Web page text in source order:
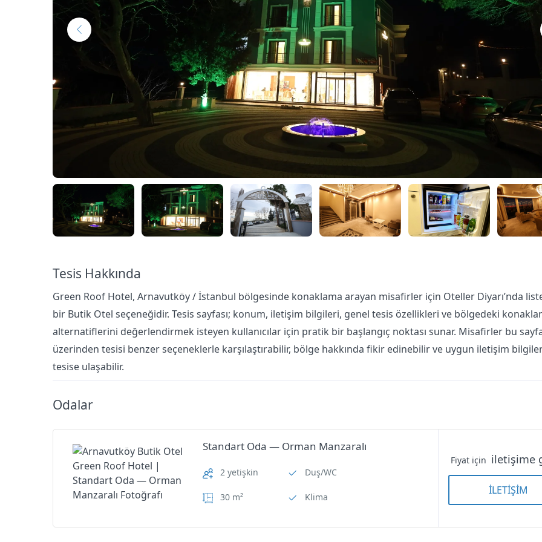
Tesis Hakkında
Green Roof Hotel, Arnavutköy / İstanbul bölgesinde konaklama arayan misafirler için Oteller Diyarı’nda
bir Butik Otel seçeneğidir. Tesis sayfası; konum, iletişim bilgileri, genel tesis özellikleri ve bölgedeki
alternatiflerini değerlendirmek isteyen kullanıcılar için pratik bir başlangıç noktası sunar. Misafirler bu
üzerinden tesisi benzer seçeneklerle karşılaştırabilir, bölge hakkında fikir edinebilir ve uygun iletişim
tesise ulaşabilir.
Odalar
Standart Oda — Orman Manzaralı
2 yetişkin
30 m²
Duş/WC
Klima
Fiyat için iletişime
İLETİŞİM